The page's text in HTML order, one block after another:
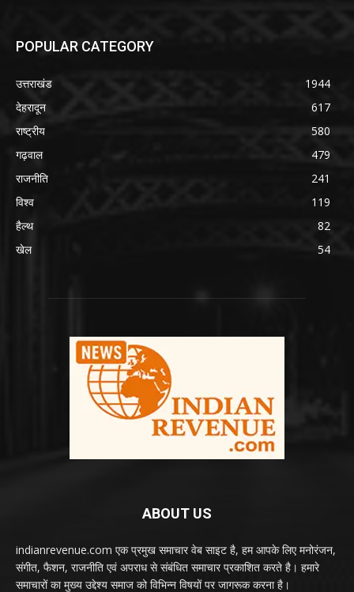
POPULAR CATEGORY
उत्तराखंड
1944
देहरादून
617
राष्ट्रीय
580
गढ़वाल
479
राजनीति
241
विश्व
119
हैल्थ
82
खेल
54
ABOUT US
indianrevenue.com एक प्रमुख समाचार वेब साइट है, हम आपके लिए मनोरंजन,
संगीत, फैशन, राजनीति एवं अपराध से संबंधित समाचार प्रकाशित करते है। हमारे
समाचारों का मुख्य उद्देश्य समाज को विभिन्न विषयों पर जागरूक करना है।